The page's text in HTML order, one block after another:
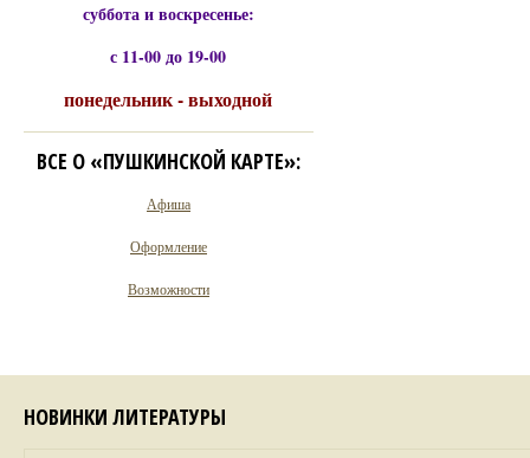
суббота и воскресенье:
с 11-00 до 19-00
понедельник - выходной
ВСЕ О «ПУШКИНСКОЙ КАРТЕ»:
Афиша
Оформление
Возможности
НОВИНКИ ЛИТЕРАТУРЫ